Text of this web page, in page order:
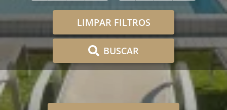
LIMPAR FILTROS
BUSCAR